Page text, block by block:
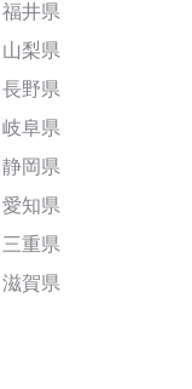
福井県
山梨県
長野県
岐阜県
静岡県
愛知県
三重県
滋賀県